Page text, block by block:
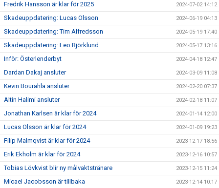
Fredrik Hansson är klar för 2025 2024-07-02 14:12
Skadeuppdatering: Lucas Olsson 2024-06-19 04:13
Skadeuppdatering: Tim Alfredsson 2024-05-19 17:40
Skadeuppdatering: Leo Björklund 2024-05-17 13:16
Inför: Österlenderbyt 2024-04-18 12:47
Dardan Dakaj ansluter 2024-03-09 11:08
Kevin Bourahla ansluter 2024-02-20 07:37
Altin Halimi ansluter 2024-02-18 11:07
Jonathan Karlsen är klar för 2024 2024-01-14 12:00
Lucas Olsson är klar för 2024 2024-01-09 19:23
Filip Malmqvist är klar för 2024 2023-12-17 18:56
Erik Ekholm är klar för 2024 2023-12-16 10:57
Tobias Lövkvist blir ny målvaktstränare 2023-12-15 11:24
Micael Jacobsson är tillbaka 2023-12-14 10:17